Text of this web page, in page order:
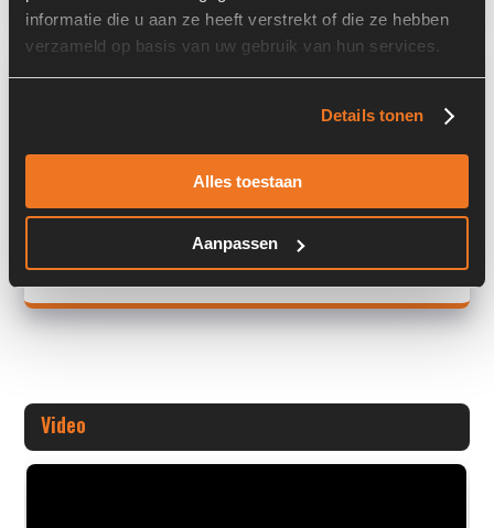
informatie die u aan ze heeft verstrekt of die ze hebben
verzameld op basis van uw gebruik van hun services.
Details tonen
Alles toestaan
Aanpassen
Brand: Dieci
S/N: -
+ Volledige overige informatie openen
Video